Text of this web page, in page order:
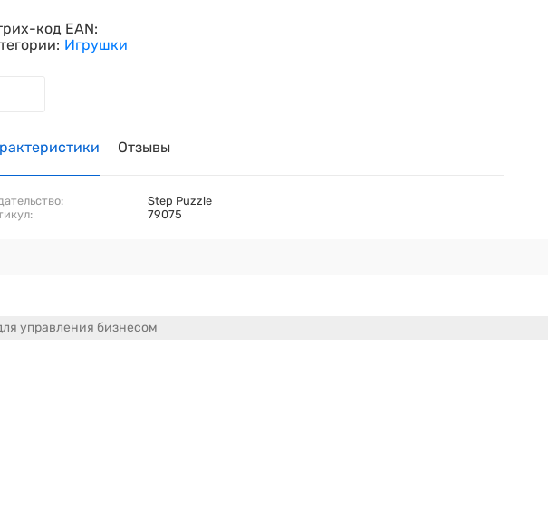
код EAN:
Игрушки
Отзывы
Step Puzzle
79075
управления бизнесом